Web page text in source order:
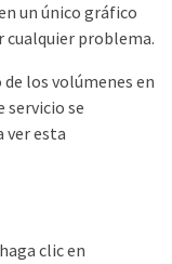
un único gráfico
cualquier problema.
los volúmenes en
servicio se
ver esta
clic en